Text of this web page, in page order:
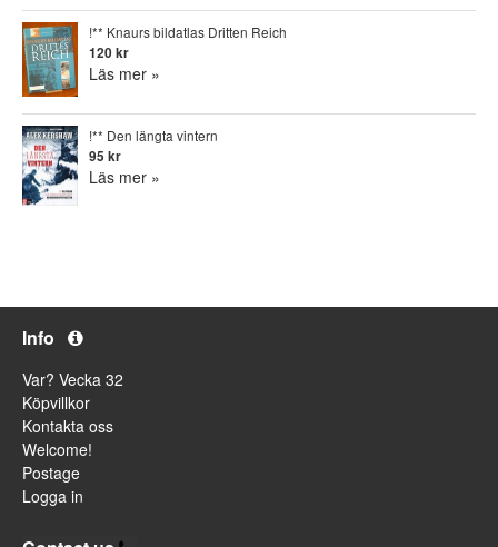
!** Knaurs bildatlas Dritten Reich
120 kr
Läs mer »
!** Den längta vintern
95 kr
Läs mer »
Info
Var? Vecka 32
Köpvillkor
Kontakta oss
Welcome!
Postage
Logga in